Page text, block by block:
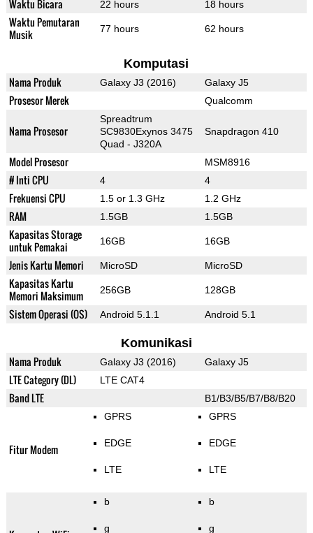
Waktu Bicara 22 hours 18 hours
Waktu Pemutaran
Musik
77 hours 62 hours
Komputasi
Nama Produk Galaxy J3 (2016) Galaxy J5
Prosesor Merek Qualcomm
Nama Prosesor
Spreadtrum
SC9830Exynos 3475
Quad - J320A
Snapdragon 410
Model Prosesor MSM8916
# Inti CPU 4 4
Frekuensi CPU 1.5 or 1.3 GHz 1.2 GHz
RAM 1.5GB 1.5GB
Kapasitas Storage
untuk Pemakai
16GB 16GB
Jenis Kartu Memori MicroSD MicroSD
Kapasitas Kartu
Memori Maksimum
256GB 128GB
Sistem Operasi (OS) Android 5.1.1 Android 5.1
Komunikasi
Nama Produk Galaxy J3 (2016) Galaxy J5
LTE Category (DL) LTE CAT4
Band LTE B1/B3/B5/B7/B8/B20
Fitur Modem
GPRS
EDGE
LTE
GPRS
EDGE
LTE
b
g
b
g